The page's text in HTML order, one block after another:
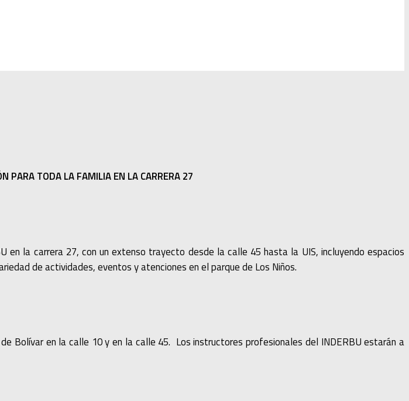
PARA TODA LA FAMILIA EN LA CARRERA 27
la carrera 27, con un extenso trayecto desde la calle 45 hasta la UIS, incluyendo espacios
de actividades, eventos y atenciones en el parque de Los Niños.
Bolívar en la calle 10 y en la calle 45. Los instructores profesionales del INDERBU estarán a